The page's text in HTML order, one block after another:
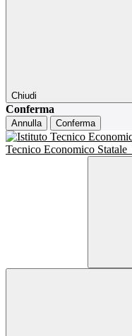
Chiudi
Conferma
Annulla Conferma
Tecnico Economico Statale